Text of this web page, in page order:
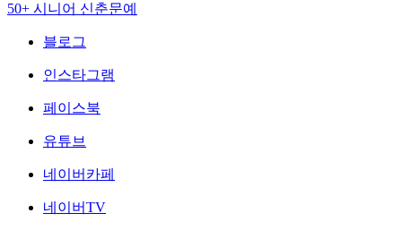
50+ 시니어 신춘문예
블로그
인스타그램
페이스북
유튜브
네이버카페
네이버TV